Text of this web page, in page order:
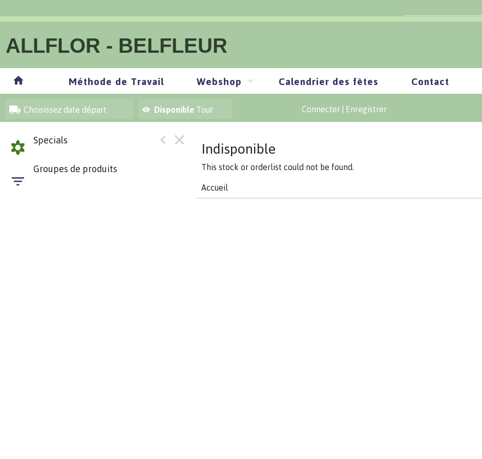
ALLFLOR - BELFLEUR
Méthode de Travail Webshop Calendrier des fêtes Contact
Choisissez date départ Disponible Tout Connecter Enregistrer
Specials
Groupes de produits
Indisponible
This stock or orderlist could not be found.
Accueil